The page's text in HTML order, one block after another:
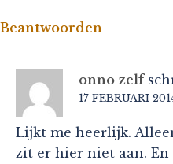
Beantwoorden
onno zelf
17 FEBRUARI
Lijkt me heerlijk.
zit er hier niet aan.